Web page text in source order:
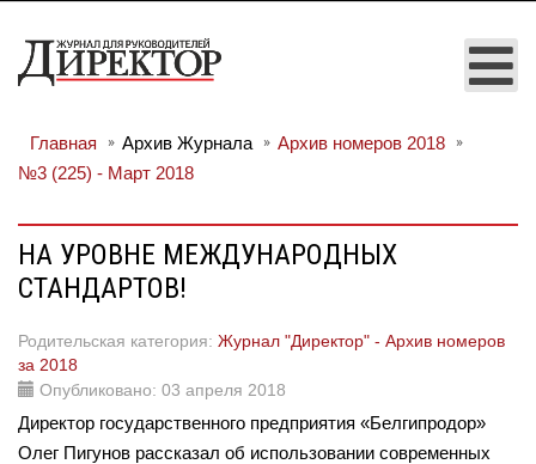
Главная Архив Журнала
Архив номеров 2018
№3 (225) - Март 2018
НА УРОВНЕ МЕЖДУНАРОДНЫХ
СТАНДАРТОВ!
Родительская категория: Журнал "Директор" - Архив номеров
за 2018
Опубликовано: 03 апреля 2018
Директор государственного предприятия «Белгипродор»
Олег Пигунов рассказал об использовании современных